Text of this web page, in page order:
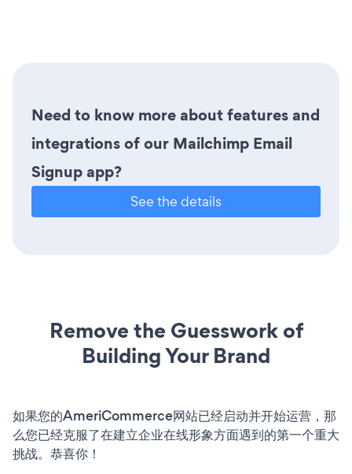
Need to know more about features and
integrations of our Mailchimp Email
Signup app?
See the details
Remove the Guesswork of
Building Your Brand
如果您的AmeriCommerce网站已经启动并开始运营，那
么您已经克服了在建立企业在线形象方面遇到的第一个重大
挑战。恭喜你！